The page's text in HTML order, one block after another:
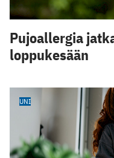
Pujoallergia
loppukesään
UNI